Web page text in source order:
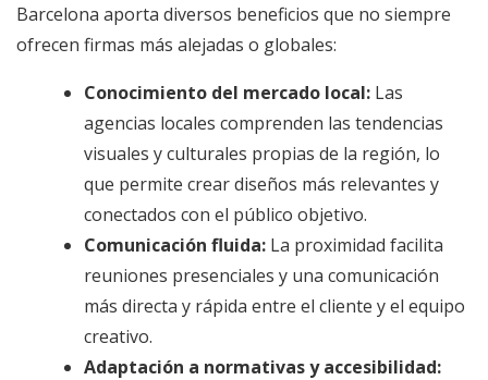
Barcelona aporta diversos beneficios que no siempre
ofrecen firmas más alejadas o globales:
Conocimiento del mercado local: Las
agencias locales comprenden las tendencias
visuales y culturales propias de la región, lo
que permite crear diseños más relevantes y
conectados con el público objetivo.
Comunicación fluida: La proximidad facilita
reuniones presenciales y una comunicación
más directa y rápida entre el cliente y el equipo
creativo.
Adaptación a normativas y accesibilidad: